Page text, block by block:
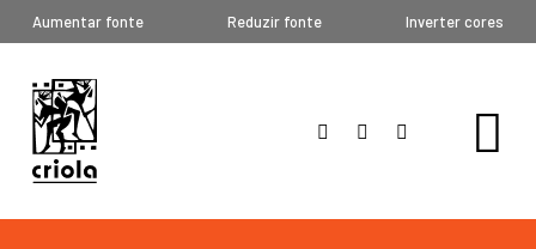
Aumentar fonte Reduzir fonte Inverter cores